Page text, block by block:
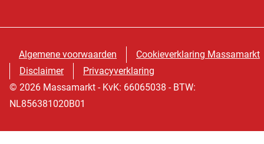
Algemene voorwaarden
Cookieverklaring Massamarkt
Disclaimer
Privacyverklaring
© 2026 Massamarkt - KvK: 66065038 - BTW:
NL856381020B01